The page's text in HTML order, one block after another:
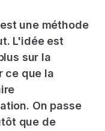
une méthode
L'idée est
sur la
ce que la
On passe
que de